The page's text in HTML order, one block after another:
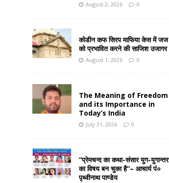
August 2, 2026 0
कोडीन कफ सिरप माफिया केस में जज
को प्रभावित करने की साजिश उजागर
August 1, 2026 0
The Meaning of Freedom
and its Importance in
Today’s India
July 31, 2026 0
“प्रेमचन्द का कथा-संसार युग-युगान्तर
का विषय बन चुका है”– आचार्य पं०
पृथ्वीनाथ पाण्डेय